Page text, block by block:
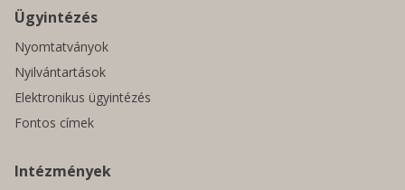
Ügyintézés
Nyomtatványok
Nyilvántartások
Elektronikus ügyintézés
Fontos címek
Intézmények